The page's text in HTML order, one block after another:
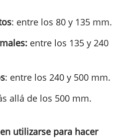
: entre los 80 y 135 mm.
entre los 135 y 240
: entre los 240 y 500 mm.
allá de los 500 mm.
utilizarse para hacer